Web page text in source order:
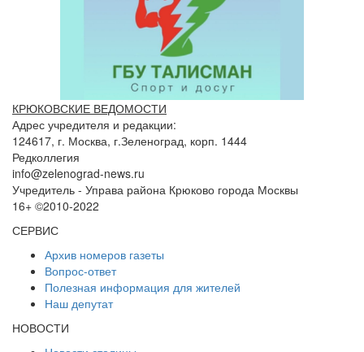
КРЮКОВСКИЕ ВЕДОМОСТИ
Адрес учредителя и редакции:
124617, г. Москва, г.Зеленоград, корп. 1444
Редколлегия
info@zelenograd-news.ru
Учредитель - Управа района Крюково города Москвы
16+ ©2010-2022
СЕРВИС
Архив номеров газеты
Вопрос-ответ
Полезная информация для жителей
Наш депутат
НОВОСТИ